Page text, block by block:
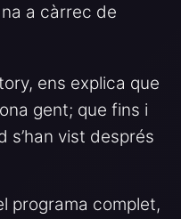
a càrrec de
ens explica que
gent; que fins i
s’han vist després
programa complet,